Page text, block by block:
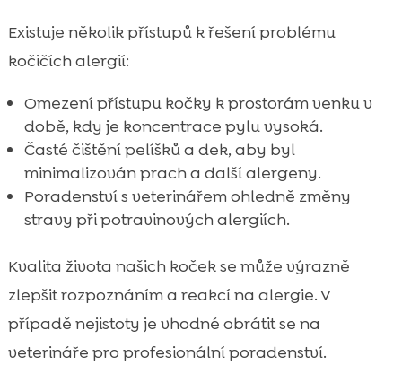
Existuje několik přístupů k řešení problému
kočičích alergií:
Omezení přístupu kočky k prostorám venku v
době, kdy je koncentrace pylu vysoká.
Časté čištění pelíšků a dek, aby byl
minimalizován prach a další alergeny.
Poradenství s veterinářem ohledně změny
stravy při potravinových alergiích.
Kvalita života našich koček se může výrazně
zlepšit rozpoznáním a reakcí na alergie. V
případě nejistoty je vhodné obrátit se na
veterináře pro profesionální poradenství.